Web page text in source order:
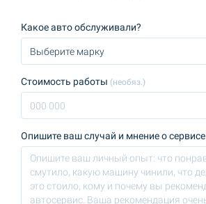
Какое авто обслуживали?
Стоимость работы (необяз.)
Опишите ваш случай и мнение о сервисе